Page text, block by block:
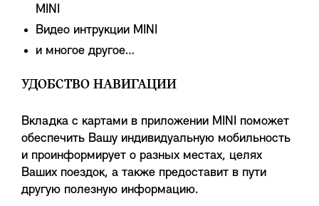
MINI
Видео интрукции MINI
и многое другое…
УДОБСТВО НАВИГАЦИИ
Вкладка с картами в приложении MINI поможет
обеспечить Вашу индивидуальную мобильность
и проинформирует о разных местах, целях
Ваших поездок, а также предоставит в пути
другую полезную информацию.